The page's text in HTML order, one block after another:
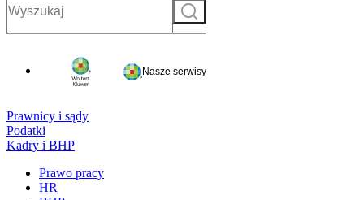
Szukaj
Nasze serwisy
Prawnicy i sądy
Podatki
Kadry i BHP
Prawo pracy
HR